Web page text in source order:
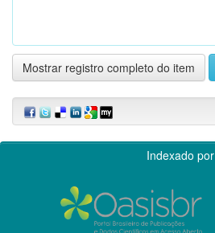
Mostrar registro completo do item
Indexado por